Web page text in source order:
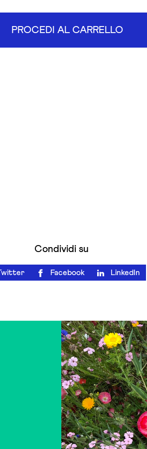
PROCEDI AL CARRELLO
Condividi su
Facebook LinkedIn